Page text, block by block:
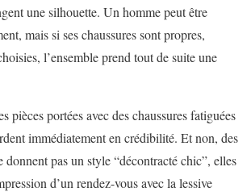
une silhouette. Un homme peut être
mais si ses chaussures sont propres,
l’ensemble prend tout de suite une
pièces portées avec des chaussures fatiguées
immédiatement en crédibilité. Et non, des
donnent pas un style “décontracté chic”, elles
d’un rendez-vous avec la lessive